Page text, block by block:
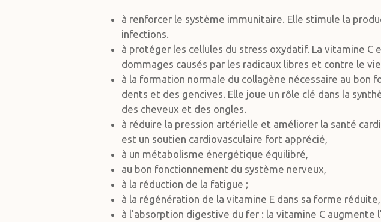
à renforcer le système immunitaire. Elle stimule la
infections.
à protéger les cellules du stress oxydatif. La vitamine
dommages causés par les radicaux libres et contre le
à la formation normale du collagène nécessaire au bon
dents et des gencives. Elle joue un rôle clé dans la
des cheveux et des ongles.
à réduire la pression artérielle et améliorer la santé
est un soutien cardiovasculaire fort apprécié,
à un métabolisme énergétique équilibré,
au bon fonctionnement du système nerveux,
à la réduction de la fatigue ;
à la régénération de la vitamine E dans sa forme réduite,
à l’absorption digestive du fer : la vitamine C